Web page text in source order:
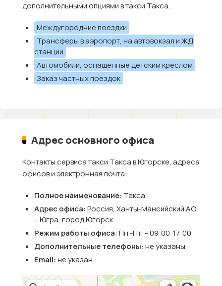
дополнительными опциями в такси Такса.
Междугородние поездки
Трансферы в аэропорт, на автовокзал и ЖД
станции
Автомобили, оснащённые детским креслом
Заказ частных поездок
Адрес основного офиса
Контакты сервиса такси Такса в Югорске, адреса
офисов и электронная почта:
Полное наименование: Такса
Адрес офиса:Россия, Ханты-Мансийский АО
– Югра, город Югорск
Режим работы офиса:Пн.-Пт. – 09:00-17:00
Дополнительные телефоны:не указаны
Email:не указан